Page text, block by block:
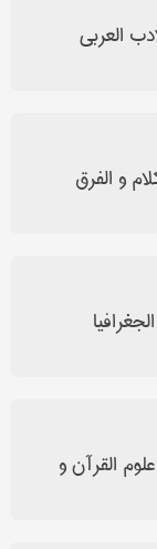
العربی
و الفرق
الجغرافیا
القرآن و